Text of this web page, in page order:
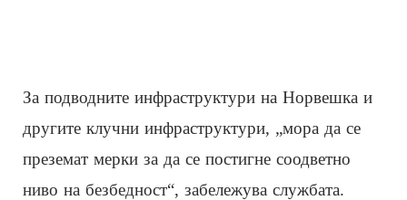
За подводните инфраструктури на Норвешка и
другите клучни инфраструктури, „мора да се
преземат мерки за да се постигне соодветно
ниво на безбедност“, забележува службата.